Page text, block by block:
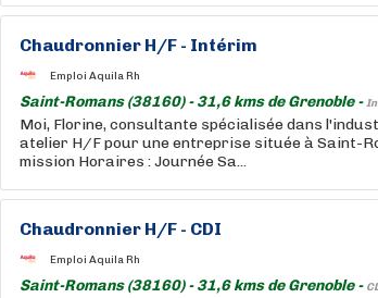
Chaudronnier H/F - Intérim
Emploi Aquila Rh
Saint-Romans (38160) - 31,6 kms de Grenoble -
Moi, Florine, consultante spécialisée dans
atelier H/F pour une entreprise située à Saint-
mission Horaires : Journée Sa...
Chaudronnier H/F - CDI
Emploi Aquila Rh
Saint-Romans (38160) - 31,6 kms de Grenoble -